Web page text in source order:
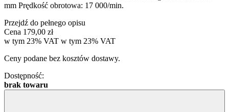
mm Prędkość obrotowa: 17 000/min.
Przejdź do pełnego opisu
Cena 179,00 zł
w tym 23% VAT w tym 23% VAT
Ceny podane bez kosztów dostawy.
Dostępność:
brak towaru